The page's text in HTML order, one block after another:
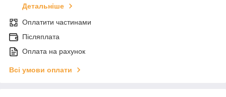
Детальніше
Оплатити частинами
Післяплата
Оплата на рахунок
Всі умови оплати